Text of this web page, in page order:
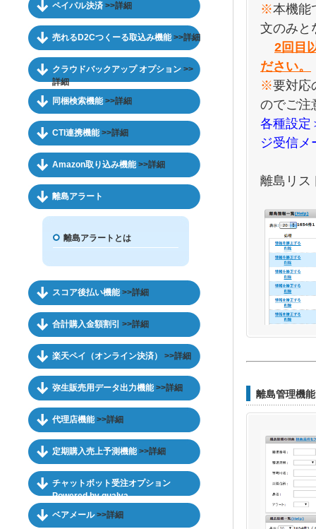
ペイパル決済 >>詳細
売れるD2Cつくーる取込み機能>>詳細
クラウドバックアップ オプション >>
詳細
同梱検索機能>>詳細
CTI連携機能>>詳細
Amazon取り込み機能>>詳細
離島アラート
離島アラートとは
スコア後払い機能>>詳細
合計購入金額割引 >>詳細
楽天ペイ（オンライン決済） >>詳細
弥生販売用データ出力機能>>詳細
代理店機能>>詳細
定期購入売上予測機能>>詳細
チャットボット受注オプション
Powered by qualva
ベアメール>>詳細
※本機能
文のみと
2回目
ださい。
※要対応
のでご注
各種設定
ジ受信メ
離島リス
離島管理機能